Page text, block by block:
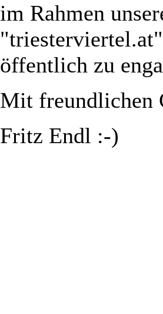
im Rahmen
öffentlich zu
Mit freundlichen
Fritz Endl :-)